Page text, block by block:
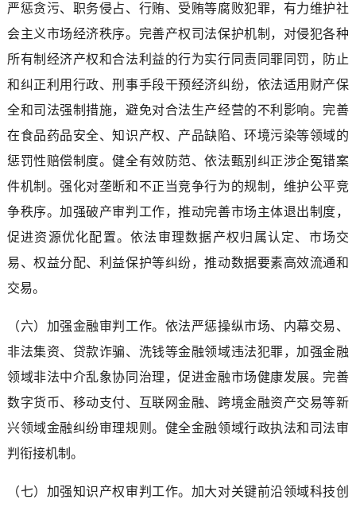
严惩贪污、职务侵占、行贿、受贿等腐败犯罪，有力维护社
会主义市场经济秩序。完善产权司法保护机制，对侵犯各种
所有制经济产权和合法利益的行为实行同责同罪同罚，防止
和纠正利用行政、刑事手段干预经济纠纷，依法适用财产保
全和司法强制措施，避免对合法生产经营的不利影响。完善
在食品药品安全、知识产权、产品缺陷、环境污染等领域的
惩罚性赔偿制度。健全有效防范、依法甄别纠正涉企冤错案
件机制。强化对垄断和不正当竞争行为的规制，维护公平竞
争秩序。加强破产审判工作，推动完善市场主体退出制度，
促进资源优化配置。依法审理数据产权归属认定、市场交
易、权益分配、利益保护等纠纷，推动数据要素高效流通和
交易。
（六）加强金融审判工作。依法严惩操纵市场、内幕交易、
非法集资、贷款诈骗、洗钱等金融领域违法犯罪，加强金融
领域非法中介乱象协同治理，促进金融市场健康发展。完善
数字货币、移动支付、互联网金融、跨境金融资产交易等新
兴领域金融纠纷审理规则。健全金融领域行政执法和司法审
判衔接机制。
（七）加强知识产权审判工作。加大对关键前沿领域科技创